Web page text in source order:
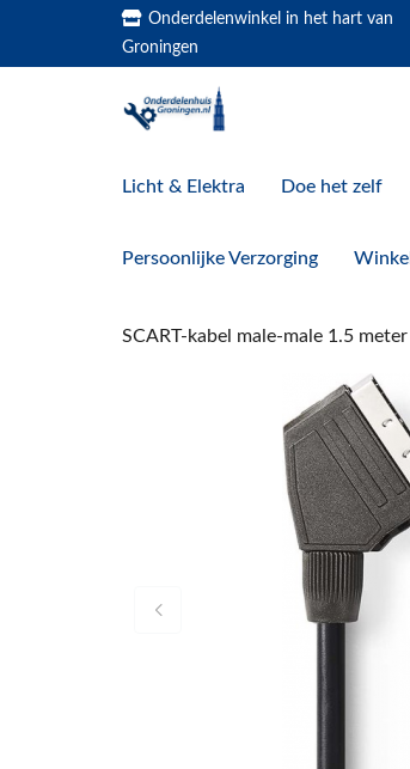
Onderdelenwinkel in het hart van
Groningen
Licht & Elektra Doe het zelf
Persoonlijke Verzorging Winkel
SCART-kabel male-male 1.5 meter